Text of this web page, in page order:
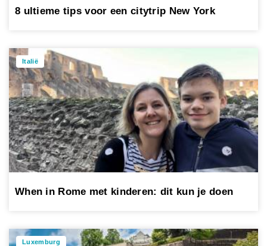
8 ultieme tips voor een citytrip New York
Italië
When in Rome met kinderen: dit kun je doen
Luxemburg